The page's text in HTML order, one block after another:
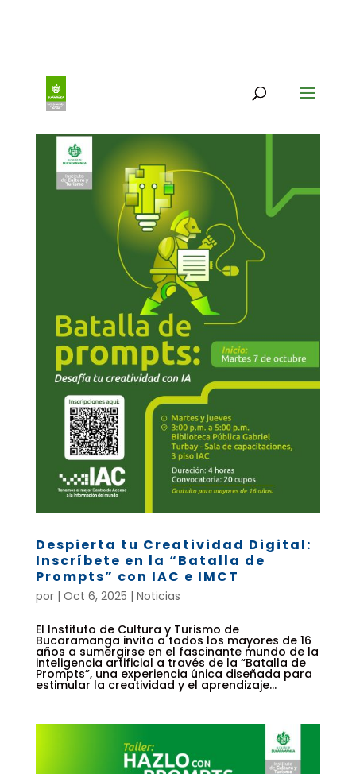
Despierta tu Creatividad Digital:
Inscríbete en la “Batalla de
Prompts” con IAC e IMCT
por | Oct 6, 2025 | Noticias
El Instituto de Cultura y Turismo de
Bucaramanga invita a todos los mayores de 16
años a sumergirse en el fascinante mundo de la
inteligencia artificial a través de la “Batalla de
Prompts”, una experiencia única diseñada para
estimular la creatividad y el aprendizaje...